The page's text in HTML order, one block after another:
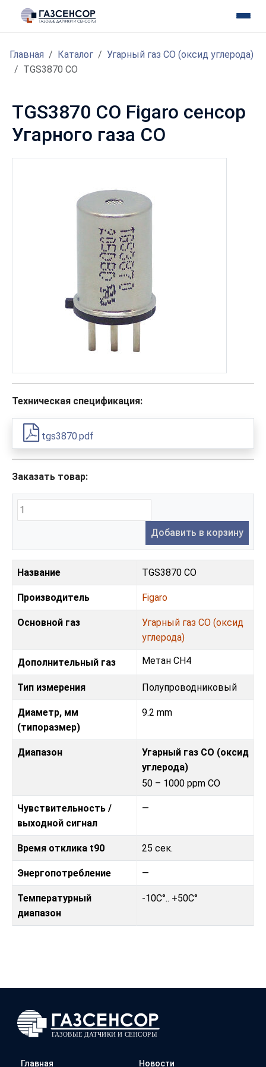
Главная Каталог
Угарный газ CO (оксид углерода)
TGS3870 CO
TGS3870 CO Figaro сенсор
Угарного газа CO
Техническая спецификация:
tgs3870.pdf
Заказать товар:
Добавить в корзину
Название TGS3870 CO
Производитель Figaro
Основной газ
Угарный газ CO (оксид
углерода)
Дополнительный газ Метан CH4
Тип измерения Полупроводниковый
Диаметр, мм
(типоразмер)
9.2 mm
Диапазон
Угарный газ CO (оксид
углерода)
50 – 1000 ppm CO
Чувствительность /
выходной сигнал
—
Время отклика t90 25 сек.
Энергопотребление —
Температурный
диапазон
-10C°.. +50C°
Главная Новости